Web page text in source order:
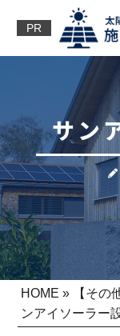
PR
サン
HOME » 【その
ンアイソーラー